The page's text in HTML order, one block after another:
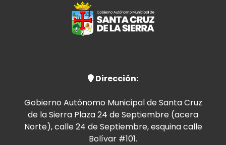
Dirección:
Gobierno Autónomo Municipal de Santa Cruz
de la Sierra Plaza 24 de Septiembre (acera
Norte), calle 24 de Septiembre, esquina calle
Bolívar #101.